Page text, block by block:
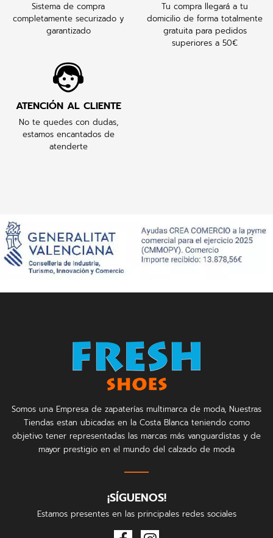
Sistema de compra
completamente securizado y
garantizado
Tu compra llegará a tu
domicilio de forma totalmente
gratuita para pedidos
superiores a 50€
ATENCIÓN AL CLIENTE
No te quedes con dudas,
estamos encantados de
atenderte
Somos una Empresa de zapaterías multimarca de moda, Nuestras
Tiendas estan ubicadas en la Costa Blanca teniendo como
objetivo tener representadas las marcas más vanguardistas y de
mayor prestigio en el mundo del calzado de moda
¡SÍGUENOS!
Estamos presentes en las principales redes sociales